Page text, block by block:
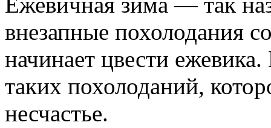
внезапные похолодания
начинает цвести
таких похолоданий,
несчастье.